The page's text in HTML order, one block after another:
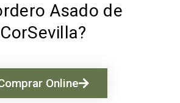
Asado de
CorSevilla?
Online